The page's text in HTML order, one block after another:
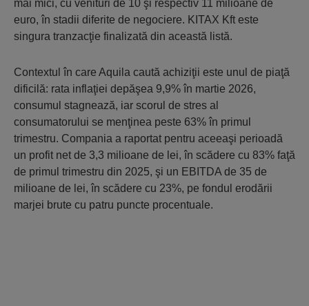
mai mici, cu venituri de 10 şi respectiv 11 milioane de
euro, în stadii diferite de negociere. KITAX Kft este
singura tranzacţie finalizată din această listă.
Contextul în care Aquila caută achiziţii este unul de piaţă
dificilă: rata inflaţiei depăşea 9,9% în martie 2026,
consumul stagnează, iar scorul de stres al
consumatorului se menţinea peste 63% în primul
trimestru. Compania a raportat pentru aceeaşi perioadă
un profit net de 3,3 milioane de lei, în scădere cu 83% faţă
de primul trimestru din 2025, şi un EBITDA de 35 de
milioane de lei, în scădere cu 23%, pe fondul erodării
marjei brute cu patru puncte procentuale.